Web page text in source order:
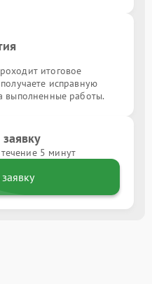
итоговое
исправную
выполненные работы.
5 минут